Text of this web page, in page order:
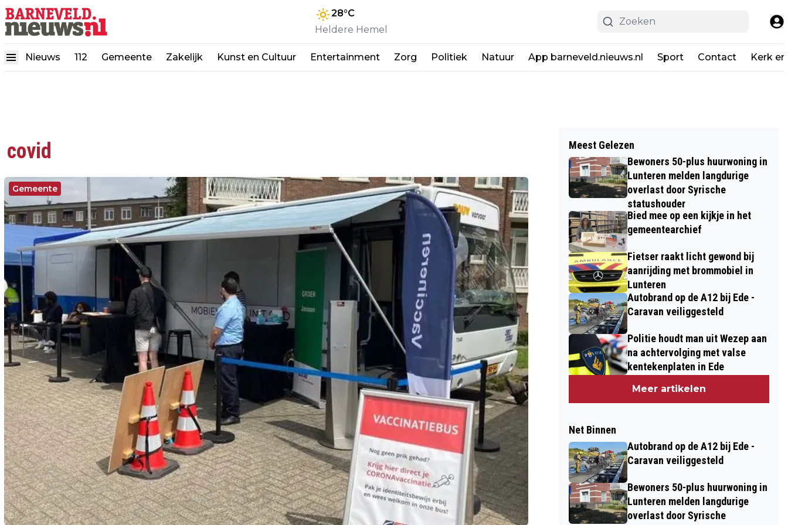
28°C
Heldere Hemel
Nieuws 112 Gemeente Zakelijk Kunst en Cultuur Entertainment Zorg Politiek Natuur App barneveld.nieuws.nl Sport Contact Kerk
covid
Gemeente
Meest Gelezen
Bewoners 50-plus huurwoning in
Lunteren melden langdurige
overlast door Syrische
statushouder
Bied mee op een kijkje in het
gemeentearchief
Fietser raakt licht gewond bij
aanrijding met brommobiel in
Lunteren
Autobrand op de A12 bij Ede -
Caravan veiliggesteld
Politie houdt man uit Wezep aan
na achtervolging met valse
kentekenplaten in Ede
Meer artikelen
Net Binnen
Autobrand op de A12 bij Ede -
Caravan veiliggesteld
Bewoners 50-plus huurwoning in
Lunteren melden langdurige
overlast door Syrische